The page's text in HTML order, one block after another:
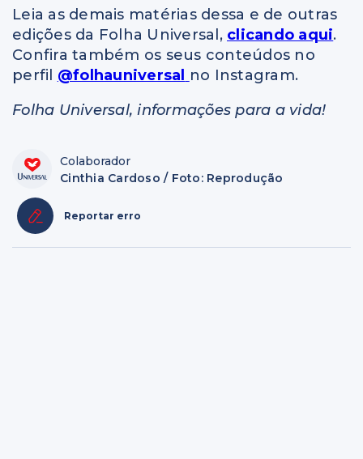
Leia as demais matérias dessa e de outras
edições da Folha Universal, clicando aqui.
Confira também os seus conteúdos no
perfil @folhauniversal
no Instagram.
Folha Universal, informações para a vida!
Colaborador
Cinthia Cardoso / Foto: Reprodução
Reportar erro